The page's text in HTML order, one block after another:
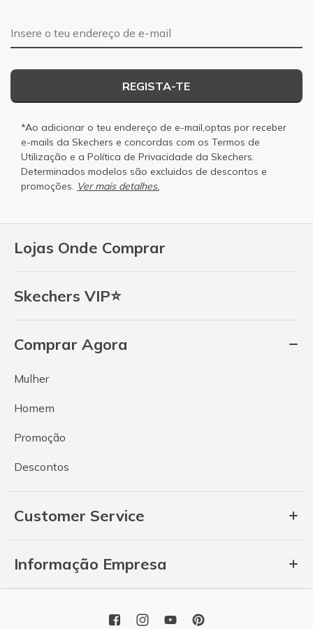
Lojas Onde Comprar
Skechers VIP⭐
Comprar Agora
Mulher
Homem
Promoção
Descontos
Customer Service
Informação Empresa
Endereço de e-mail
REGISTA-TE
*Ao adicionar o teu endereço de e-mail,optas por receber
e-mails da Skechers e concordas com os Termos de
Utilização e a Política de Privacidade da Skechers.
Determinados modelos são excluidos de descontos e
promoções. Ver mais detalhes.